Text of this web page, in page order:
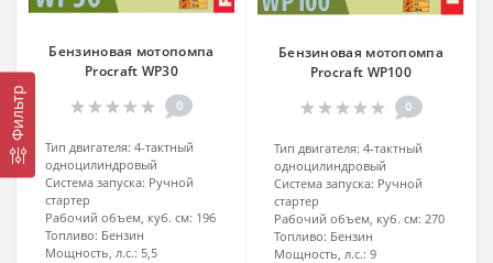
Фильтр
Бензиновая мотопомпа
Procraft WP30
0
Тип двигателя: 4-тактный
одноцилиндровый
Система запуска: Ручной
стартер
Рабочий объем, куб. см: 196
Топливо: Бензин
Мощность, л.с.: 5,5
Бензиновая мотопомпа
Procraft WP100
0
Тип двигателя: 4-тактный
одноцилиндровый
Система запуска: Ручной
стартер
Рабочий объем, куб. см: 270
Топливо: Бензин
Мощность, л.с.: 9